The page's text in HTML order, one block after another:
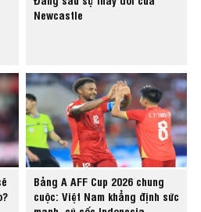
Newcastle
Bảng A AFF Cup 2026 chung
cuộc: Việt Nam khẳng định sức